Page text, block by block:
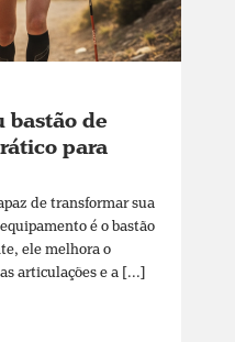
bastão de
para
de transformar sua
é o bastão
ele melhora o
articulações e a [...]